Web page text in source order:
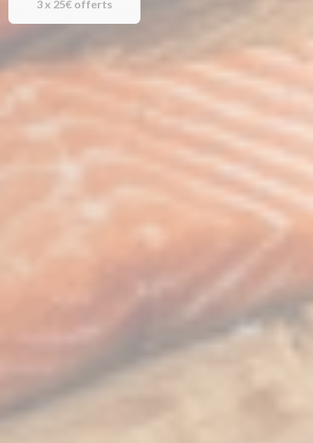
3 x 25€ offerts